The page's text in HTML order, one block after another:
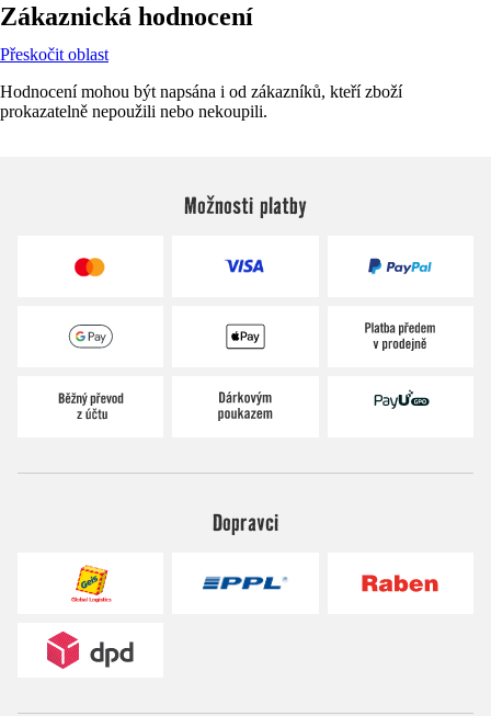
Zákaznická hodnocení
Přeskočit oblast
Hodnocení mohou být napsána i od zákazníků, kteří zboží
prokazatelně nepoužili nebo nekoupili.
Možnosti platby
Dopravci